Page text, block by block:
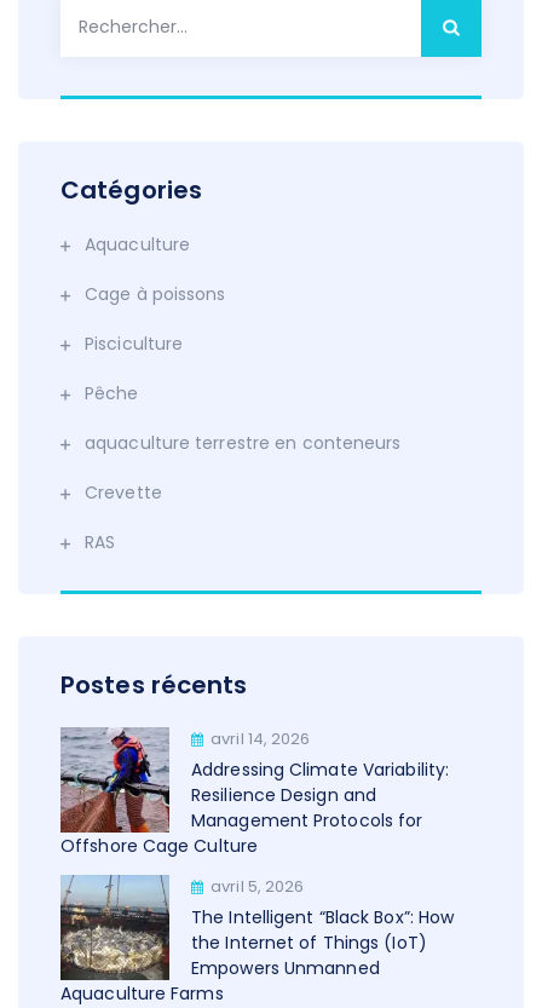
Catégories
Aquaculture
Cage à poissons
Pisciculture
Pêche
aquaculture terrestre en conteneurs
Crevette
RAS
Postes récents
avril 14, 2026
Addressing Climate Variability:
Resilience Design and
Management Protocols for
Offshore Cage Culture
avril 5, 2026
The Intelligent “Black Box”: How
the Internet of Things (IoT)
Empowers Unmanned
Aquaculture Farms